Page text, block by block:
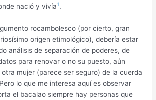
nació y vivía1.
rocambolesco (por cierto, gran
origen etimológico), debería estar
análisis de separación de poderes, de
para renovar o no su puesto, aún
mujer (parece ser seguro) de la cuerda
lo que me interesa aquí es observar
el bacalao siempre hay personas que